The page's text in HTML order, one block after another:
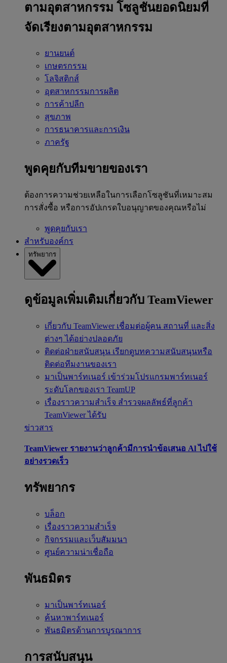
ตามอุตสาหกรรม โซลูชันยอดนิยมที่
จัดเรียงตามอุตสาหกรรม
ยานยนต์
เกษตรกรรม
โลจิสติกส์
อุตสาหกรรมการผลิต
การค้าปลีก
สุขภาพ
การธนาคารและการเงิน
ภาครัฐ
พูดคุยกับทีมขายของเรา
ต้องการความช่วยเหลือในการเลือกโซลูชันที่เหมาะสม
การสั่งซื้อ หรือการอัปเกรดใบอนุญาตของคุณหรือไม่
พูดคุยกับเรา
สำหรับองค์กร
ทรัพยากร
ดูข้อมูลเพิ่มเติมเกี่ยวกับ TeamViewer
เกี่ยวกับ TeamViewer เชื่อมต่อผู้คน สถานที่ และสิ่ง
ต่างๆ ได้อย่างปลอดภัย
ติดต่อฝ่ายสนับสนุน เรียกดูบทความสนับสนุนหรือ
ติดต่อทีมงานของเรา
มาเป็นพาร์ทเนอร์ เข้าร่วมโปรแกรมพาร์ทเนอร์
ระดับโลกของเรา TeamUP
เรื่องราวความสำเร็จ สำรวจผลลัพธ์ที่ลูกค้า
TeamViewer ได้รับ
ข่าวสาร
TeamViewer รายงานว่าลูกค้ามีการนำข้อเสนอ Al ไปใช้
อย่างรวดเร็ว
ทรัพยากร
บล็อก
เรื่องราวความสำเร็จ
กิจกรรมและเว็บสัมมนา
ศูนย์ความน่าเชื่อถือ
พันธมิตร
มาเป็นพาร์ทเนอร์
ค้นหาพาร์ทเนอร์
พันธมิตรด้านการบูรณาการ
การสนับสนุน